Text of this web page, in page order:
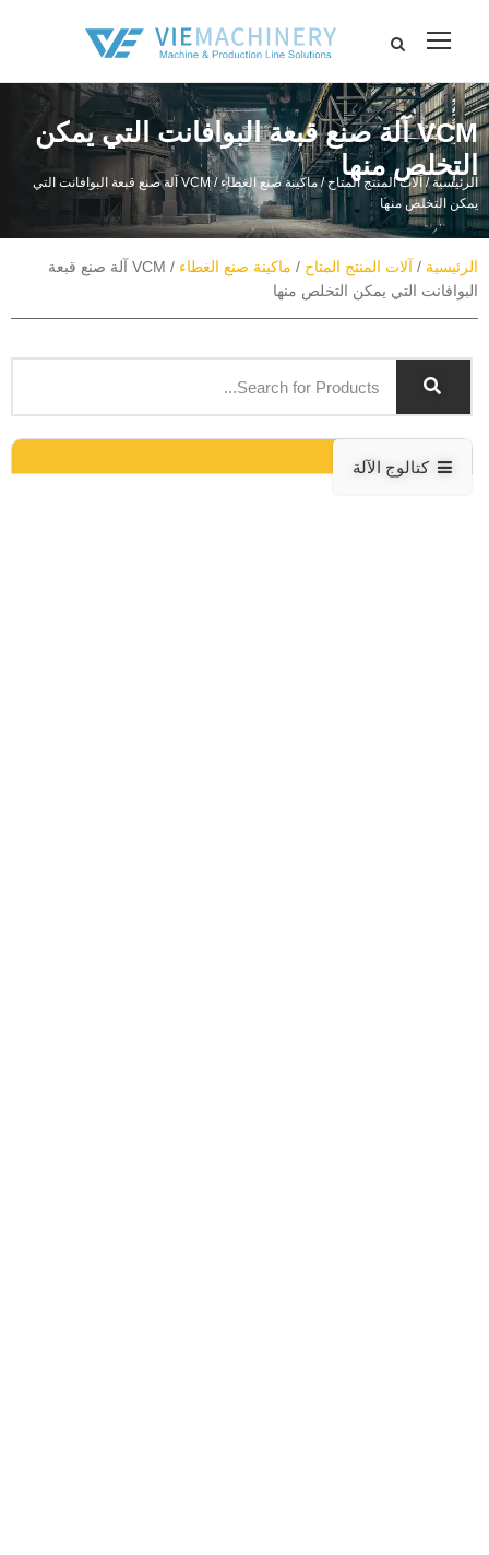
VCM آلة صنع قبعة البوافانت التي يمكن
التخلص منها
الرئيسية/ آلات المنتج المتاح/ماكينة صنع الغطاء
/ VCM آلة صنع قبعة البوافانت التي
يمكن التخلص منها
الرئيسية / آلات المنتج المتاح / ماكينة صنع الغطاء
/ VCM آلة صنع قبعة
البوافانت التي يمكن التخلص منها
كتالوج الآلة